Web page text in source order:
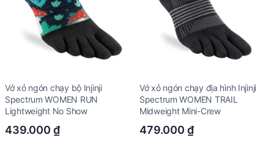
Vớ xỏ ngón chạy bộ Injinji
Spectrum WOMEN RUN
Lightweight No Show
439.000 ₫
Vớ xỏ ngón chạy địa hình Injinji
Spectrum WOMEN TRAIL
Midweight Mini-Crew
479.000 ₫